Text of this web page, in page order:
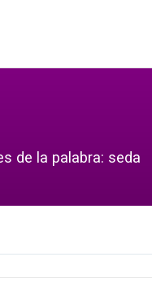
de la palabra: seda